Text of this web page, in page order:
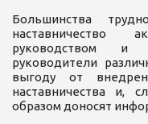
Большинства
наставничество
руководством и
руководители
выгоду от
наставничества и,
образом доносят